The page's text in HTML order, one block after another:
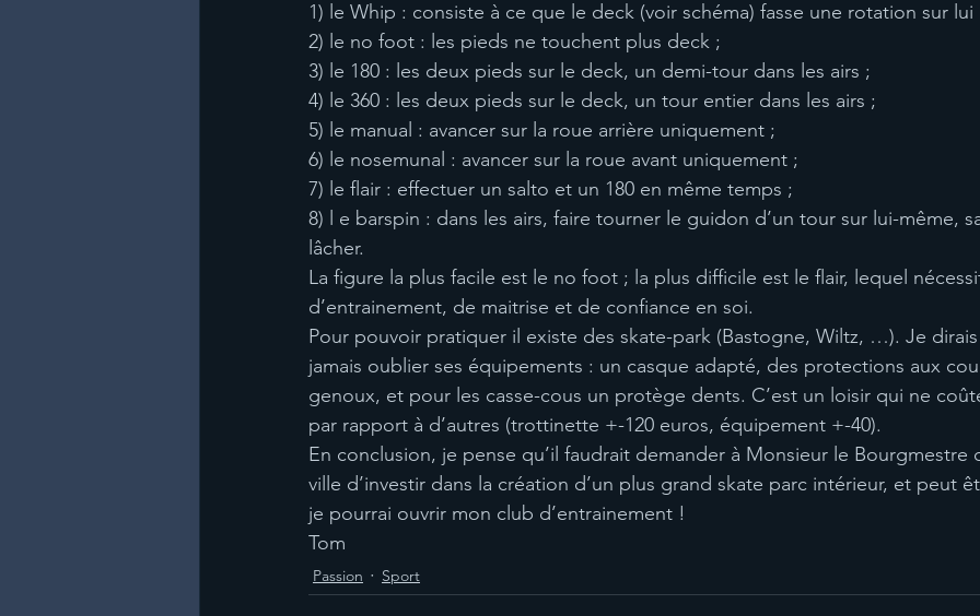
1) le Whip : consiste à ce que le deck (voir schéma) fasse une rotation sur lui
2) le no foot : les pieds ne touchent plus deck ;
3) le 180 : les deux pieds sur le deck, un demi-tour dans les airs ;
4) le 360 : les deux pieds sur le deck, un tour entier dans les airs ;
5) le manual : avancer sur la roue arrière uniquement ;
6) le nosemunal : avancer sur la roue avant uniquement ;
7) le flair : effectuer un salto et un 180 en même temps ;
8) l e barspin : dans les airs, faire tourner le guidon d’un tour sur lui-même,
lâcher.
La figure la plus facile est le no foot ; la plus difficile est le flair, lequel
d’entrainement, de maitrise et de confiance en soi.
Pour pouvoir pratiquer il existe des skate-park (Bastogne, Wiltz, …). Je dirais
jamais oublier ses équipements : un casque adapté, des protections aux
genoux, et pour les casse-cous un protège dents. C’est un loisir qui ne
par rapport à d’autres (trottinette +-120 euros, équipement +-40).
En conclusion, je pense qu’il faudrait demander à Monsieur le Bourgmestre
ville d’investir dans la création d’un plus grand skate parc intérieur, et peut
je pourrai ouvrir mon club d’entrainement !
Tom
Passion Sport